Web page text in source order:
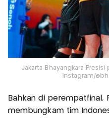
Jakarta Bhayangkara
Instagram/
Bahkan di perempatfinal,
membungkam tim